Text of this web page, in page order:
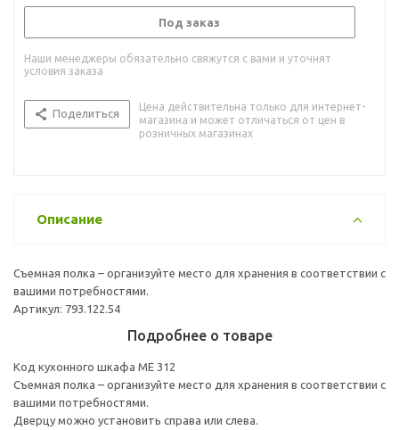
Под заказ
Наши менеджеры обязательно свяжутся с вами и уточнят
условия заказа
Поделиться
Цена действительна только для интернет-
магазина и может отличаться от цен в
розничных магазинах
Описание
Съемная полка – организуйте место для хранения в соответствии с
вашими потребностями.
Артикул: 793.122.54
Подробнее о товаре
Код кухонного шкафа ME 312
Съемная полка – организуйте место для хранения в соответствии с
вашими потребностями.
Дверцу можно установить справа или слева.